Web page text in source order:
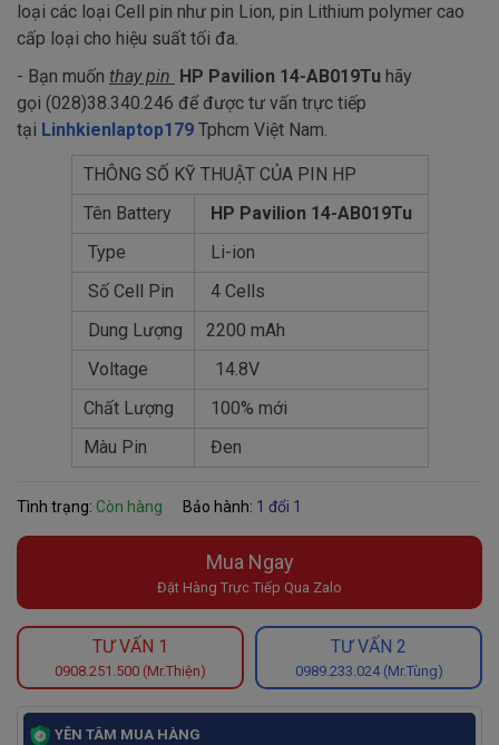
loại các loại Cell pin như pin Lion, pin Lithium polymer cao
cấp loại cho hiệu suất tối đa.
- Bạn muốn thay pin HP Pavilion 14-AB019Tu ​ hãy
gọi (028)38.340.246 để được tư vấn trực tiếp
tại Linhkienlaptop179 Tphcm Việt Nam.
THÔNG SỐ KỸ THUẬT CỦA PIN HP
Tên Battery
HP Pavilion 14-AB019Tu
Type
Li-ion
Số Cell Pin
4 Cells
Dung Lượng
2200 mAh
Voltage
14.8V
Chất Lượng
100% mới
Màu Pin
Đen
Tình trạng: Còn hàng Bảo hành: 1 đổi 1
Mua Ngay
Đặt Hàng Trực Tiếp Qua Zalo
TƯ VẤN 1
0908.251.500 (Mr.Thiện)
TƯ VẤN 2
0989.233.024 (Mr.Tùng)
YÊN TÂM MUA HÀNG